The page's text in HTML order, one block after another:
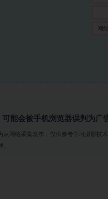
网
能会被手机浏览器误判为广
从网络采集发布，仅供参考学习摄影技